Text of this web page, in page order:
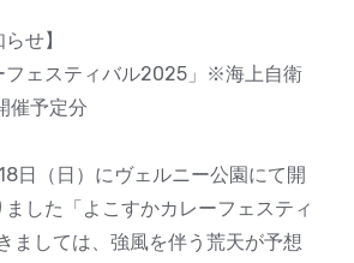
せ】
フェスティバル2025」※海上自衛
催予定分
日（日）にヴェルニー公園にて開
した「よこすかカレーフェスティ
ましては、強風を伴う荒天が予想